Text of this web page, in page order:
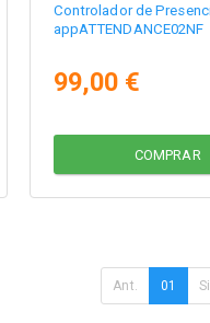
Controlador de
appATTENDANCE02NF
99,00 €
COMPRAR
Ant. 01